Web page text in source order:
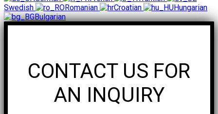
Swedish
Romanian Croatian
Hungarian
Bulgarian
CONTACT US FOR
AN INQUIRY